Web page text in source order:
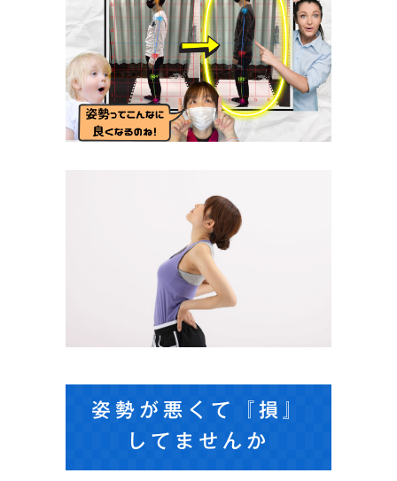
姿勢が悪くて『損』
してませんか